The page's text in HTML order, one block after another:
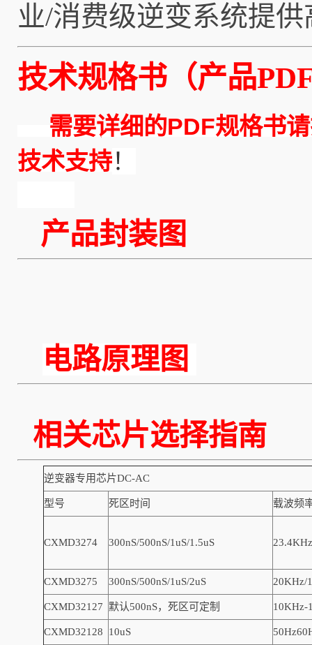
业/消费级逆变系统提
技术规格书（产品
需要详细的PDF规格书请
技术支持！
产品封装图
电路原理图
相关芯片选择
逆变器专用芯片DC-AC
型号 死区时间 载波频
CXMD3274 300nS/500nS/1uS/1.5uS 23.4KHz
CXMD3275 300nS/500nS/1uS/2uS 20KHz/
CXMD32127 默认500nS，死区可定制 10KHz-
CXMD32128 10uS